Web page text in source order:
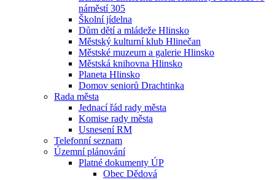
náměstí 305
Školní jídelna
Dům dětí a mládeže Hlinsko
Městský kulturní klub Hlinečan
Městské muzeum a galerie Hlinsko
Městská knihovna Hlinsko
Planeta Hlinsko
Domov seniorů Drachtinka
Rada města
Jednací řád rady města
Komise rady města
Usnesení RM
Telefonní seznam
Územní plánování
Platné dokumenty ÚP
Obec Dědová